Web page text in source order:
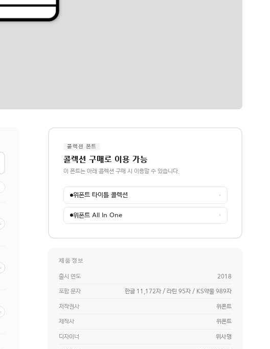
콜렉션 폰트
콜렉션 구매로 이용 가능
이 폰트는 아래 콜렉션 구매 시 이용할 수 있습니다.
위폰트 타이틀 콜렉션 →
위폰트 All In One →
제품정보
출시 연도 2018
포함 문자 한글 11,172자 / 라틴 95자 / KS약물 989자
저작권사 위폰트
제작사 위폰트
디자이너 위사명